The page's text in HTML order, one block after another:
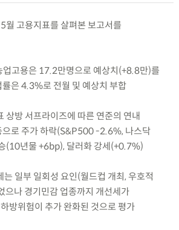
월 고용지표를 살펴본 보고서를
고용은 17.2만명으로 예상치(+8.8만)를
은 4.3%로 전월 및 예상치 부합
상방 서프라이즈에 따른 연준의 연내
으로 주가 하락(S&P500 -2.6%, 나스닥
(10년물 +6bp), 달러화 강세(+0.7%)
일부 일회성 요인(월드컵 개최, 우호적
으나 경기민감 업종까지 개선세가
방위험이 추가 완화된 것으로 평가